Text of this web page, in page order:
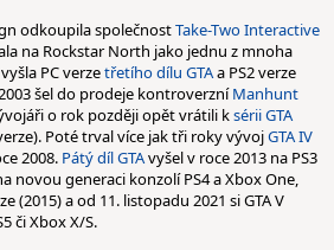
odkoupila společnostTake-Two Interactive
na Rockstar North jako jednu z mnoha
PC verzetřetího dílu GTAa PS2 verze
šel do prodeje kontroverzníManhunt
o rok později opět vrátili ksérii GTA
Poté trval více jak tři roky vývojGTA IV
2008. Pátý díl GTAvyšel v roce 2013 na PS3
novou generaci konzolí PS4 a Xbox One,
(2015) a od 11. listopadu 2021 si GTA V
či Xbox X/S.